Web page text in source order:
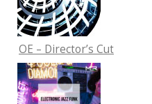
OE – Director’s Cut